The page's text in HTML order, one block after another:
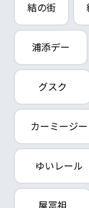
結の街
浦添デー
グスク
カーミージー
ゆいレール
屋冨祖